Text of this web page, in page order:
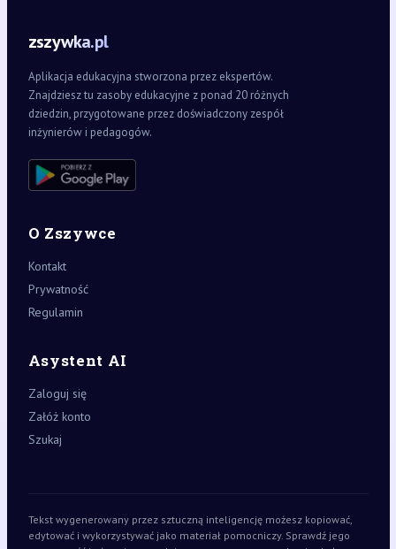
zszywka.pl
Aplikacja edukacyjna stworzona przez ekspertów.
Znajdziesz tu zasoby edukacyjne z ponad 20 różnych
dziedzin, przygotowane przez doświadczony zespół
inżynierów i pedagogów.
O Zszywce
Kontakt
Prywatność
Regulamin
Asystent AI
Zaloguj się
Załóż konto
Szukaj
Tekst wygenerowany przez sztuczną inteligencję możesz kopiować,
edytować i wykorzystywać jako materiał pomocniczy. Sprawdź jego